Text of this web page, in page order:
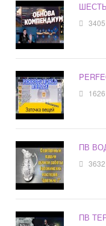
3405
1626
ПВ
3632
ПВ